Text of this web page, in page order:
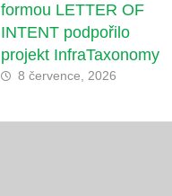
formou LETTER OF
INTENT podpořilo
projekt InfraTaxonomy
8 července, 2026